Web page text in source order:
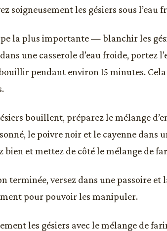
soigneusement les gésiers sous l’eau
la plus importante — blanchir les
une casserole d’eau froide, portez
pendant environ 15 minutes.
bouillent, préparez le mélange
le poivre noir et le cayenne dans
bien et mettez de côté le mélange de
terminée, versez dans une passoire et
pour pouvoir les manipuler.
les gésiers avec le mélange de